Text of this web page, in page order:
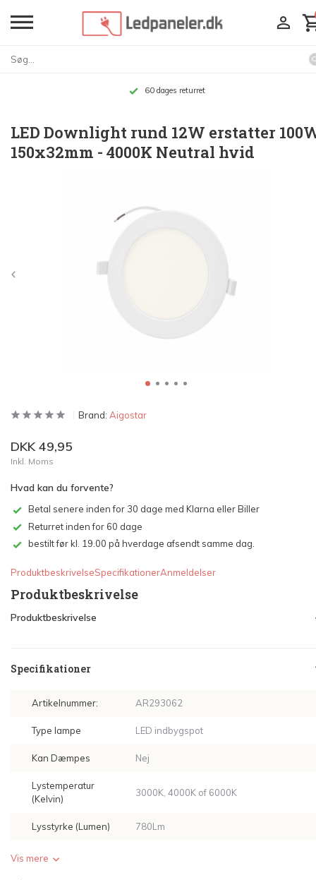
Op til 10 års garanti
LED Downlight rund 12W erstatter
150x32mm - 4000K Neutral hvid
Brand: Aigostar
DKK 49,95
Inkl. Moms
Hvad kan du forvente?
Betal senere inden for 30 dage med Klarna eller Biller
Returret inden for 60 dage
bestilt før kl. 19.00 på hverdage afsendt samme dag.
ProduktbeskrivelseSpecifikationerAnmeldelser
Produktbeskrivelse
Produktbeskrivelse
Specifikationer
Artikelnummer: AR293062
Type lampe LED indbygspot
Kan Dæmpes Nej
Lystemperatur
(Kelvin)
3000K, 4000K of 6000K
Lysstyrke (Lumen) 780Lm
Vis mere